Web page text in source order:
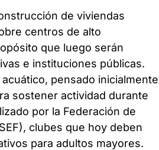
de viviendas
centros de alto
que luego serán
e instituciones públicas.
pensado inicialmente
sostener actividad durante
por la Federación de
clubes que hoy deben
para adultos mayores.